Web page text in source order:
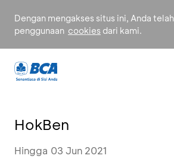
Dengan mengakses situs ini, Anda
penggunaan cookies dari kami.
HokBen
Hingga 03 Jun 2021